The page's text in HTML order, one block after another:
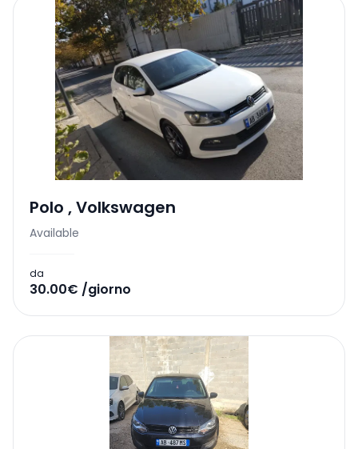
Polo ,Volkswagen
Available
da
30.00€ /giorno